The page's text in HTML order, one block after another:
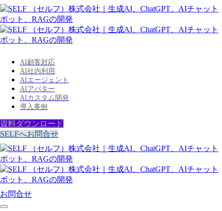
AI顧客対応
AI社内利用
AIエージェント
AIアバター
AIカスタム開発
導入事例
資料ダウンロード
SELFへお問合せ
お問合せ